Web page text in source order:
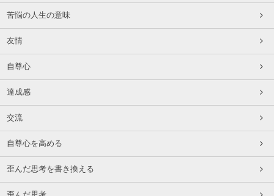
苦悩の人生の意味
友情
自尊心
達成感
交流
自尊心を高める
歪んだ思考を書き換える